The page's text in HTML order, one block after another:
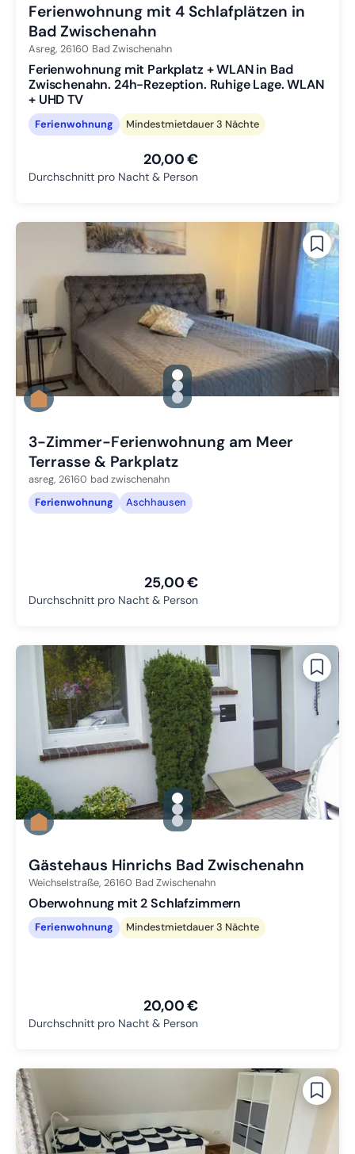
Ferienwohnung mit 4 Schlafplätzen in
Bad Zwischenahn
Asreg, 26160 Bad Zwischenahn
Ferienwohnung mit Parkplatz + WLAN in Bad
Zwischenahn. 24h-Rezeption. Ruhige Lage. WLAN
+ UHD TV
Ferienwohnung Mindestmietdauer 3 Nächte
20,00 €
Durchschnitt pro Nacht & Person
gallery.slide_selector
Zu Slide 1 wechseln
Zu Slide 2 wechseln
Zu Slide 3 wechseln
3-Zimmer-Ferienwohnung am Meer
Terrasse & Parkplatz
asreg, 26160 bad zwischenahn
Ferienwohnung
Aschhausen
25,00 €
Durchschnitt pro Nacht & Person
gallery.slide_selector
Zu Slide 1 wechseln
Zu Slide 2 wechseln
Zu Slide 3 wechseln
Gästehaus Hinrichs Bad Zwischenahn
Weichselstraße, 26160 Bad Zwischenahn
Oberwohnung mit 2 Schlafzimmern
Ferienwohnung Mindestmietdauer 3 Nächte
20,00 €
Durchschnitt pro Nacht & Person